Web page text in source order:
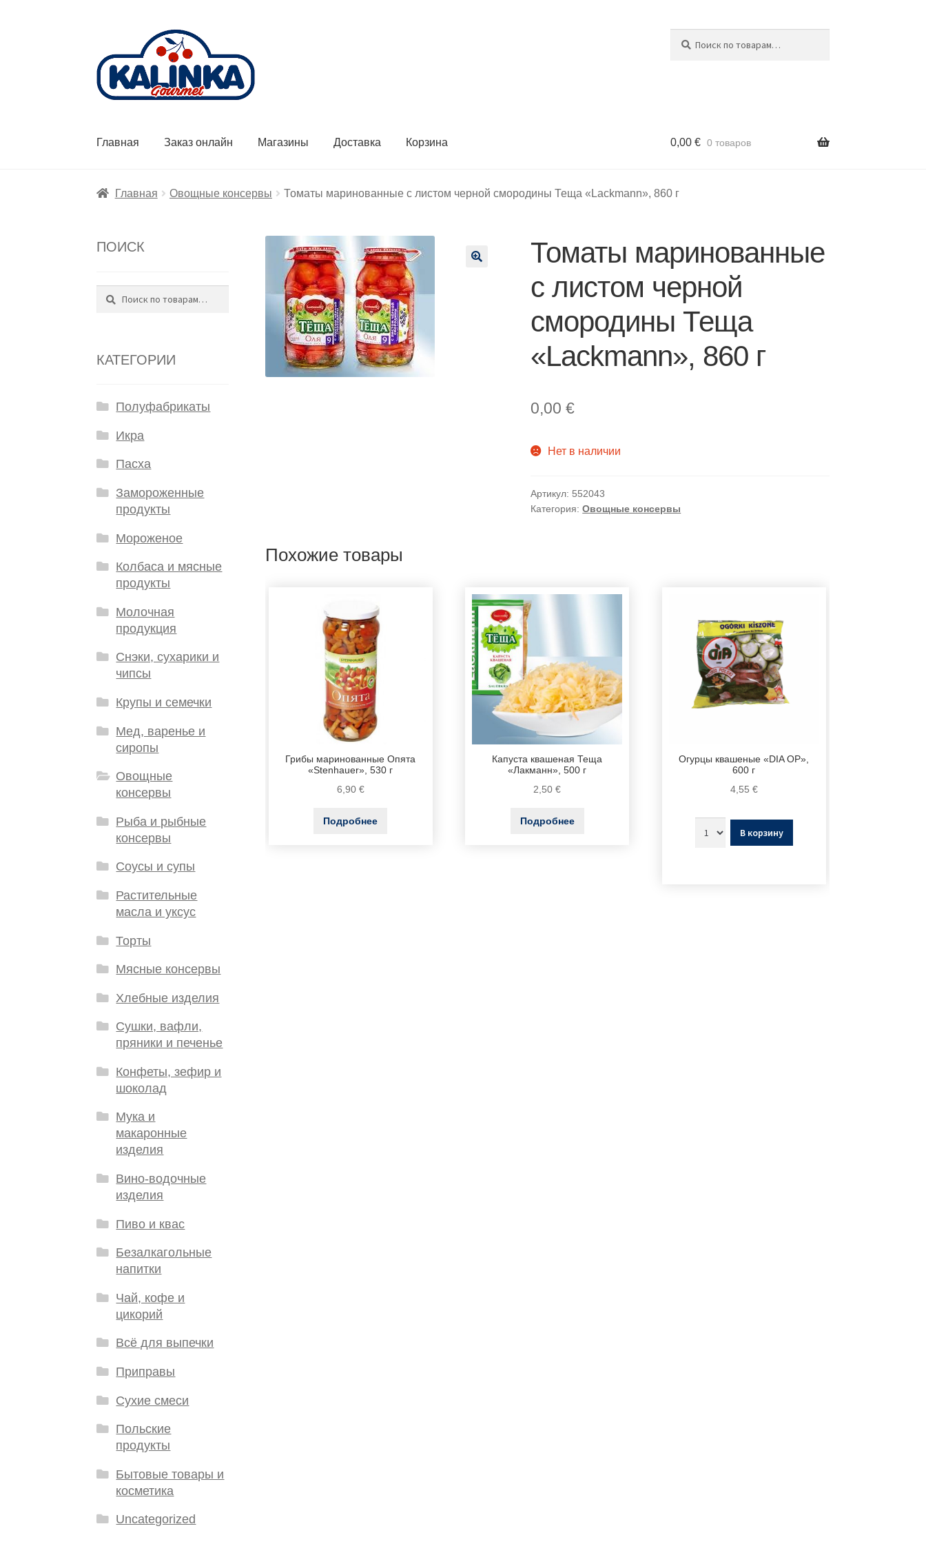
навигации
содержимому
Главная Заказ онлайн Магазины Доставка Корзина 0,00 € 0 товаров
Главная Овощные консервы Томаты маринованные с листом черной смородины Теща «Lackmann», 860 г
Томаты маринованные
с листом черной
смородины Теща
«Lackmann», 860 г
0,00€
Нет в наличии
Артикул: 552043
Категория:Овощные консервы
Похожие товары
Грибы маринованные Опята
«Stenhauer», 530 г
6,90 €
Подробнее
Капуста квашеная Теща
«Лакманн», 500 г
2,50€
Подробнее
Огурцы квашеные «DIA OP»,
600 г
4,55 €
В корзину
ПОИСК
Искать:
Поиск
КАТЕГОРИИ
Полуфабрикаты
Икра
Пасха
Замороженные
продукты
Мороженое
Колбаса и мясные
продукты
Молочная
продукция
Снэки, сухарики и
чипсы
Крупы и семечки
Мед, варенье и
сиропы
Овощные
консервы
Рыба и рыбные
консервы
Соусы и супы
Растительные
масла и уксус
Торты
Мясные консервы
Хлебные изделия
Сушки, вафли,
пряники и печенье
Конфеты, зефир и
шоколад
Мука и
макаронные
изделия
Вино-водочные
изделия
Пиво и квас
Безалкагольные
напитки
Чай, кофе и
цикорий
Всё для выпечки
Приправы
Сухие смеси
Польские
продукты
Бытовые товары и
косметика
Uncategorized